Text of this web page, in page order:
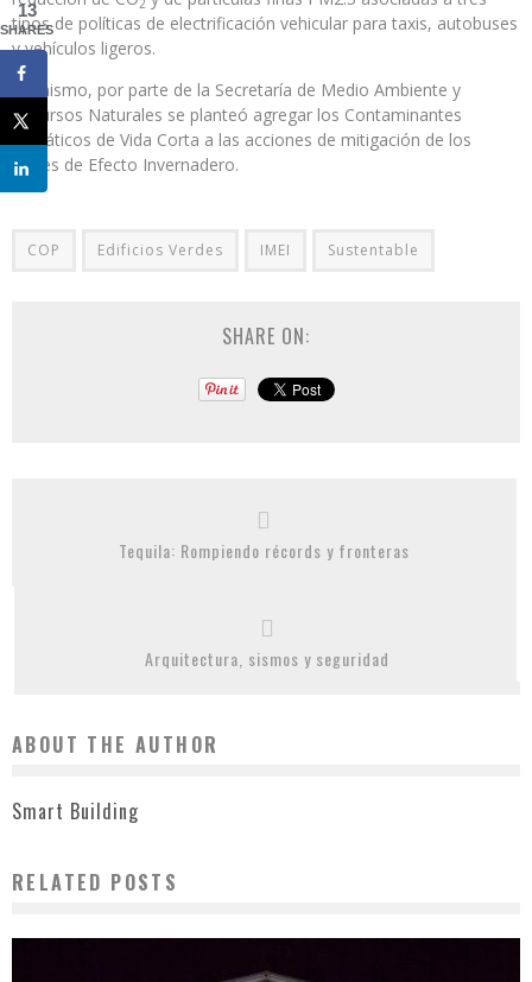
2
tipos de políticas de electrificación vehicular para taxis, autobuses
y vehículos ligeros.
Asimismo, por parte de la Secretaría de Medio Ambiente y
Recursos Naturales se planteó agregar los Contaminantes
Climáticos de Vida Corta a las acciones de mitigación de los
Gases de Efecto Invernadero.
COP Edificios Verdes IMEI Sustentable
SHARE ON:
Tequila: Rompiendo récords y fronteras
Arquitectura, sismos y seguridad
ABOUT THE AUTHOR
Smart Building
RELATED POSTS
13
SHARES